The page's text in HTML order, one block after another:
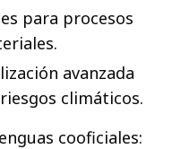
para procesos
avanzada
climáticos.
cooficiales: